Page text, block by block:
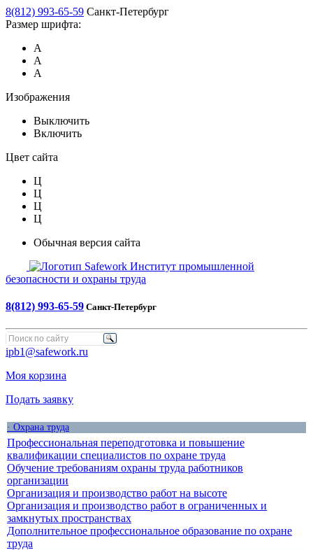
8(812) 993-65-59 Санкт-Петербург
Размер шрифта:
А
А
А
Изображения
Выключить
Включить
Цвет сайта
Ц
Ц
Ц
Ц
Обычная версия сайта
Safework Институт промышленной
безопасности и охраны труда
8(812) 993-65-59 Санкт-Петербург
ipb1@safework.ru
Моя корзина
Подать заявку
· Охрана труда
Профессиональная переподготовка и повышение
квалификации специалистов по охране труда
Обучение требованиям охраны труда работников
организации
Организация и производство работ на высоте
Организация и производство работ в ограниченных и
замкнутых пространствах
Дополнительное профессиональное образование по охране
труда